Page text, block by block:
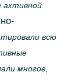
активной
всю
многое,